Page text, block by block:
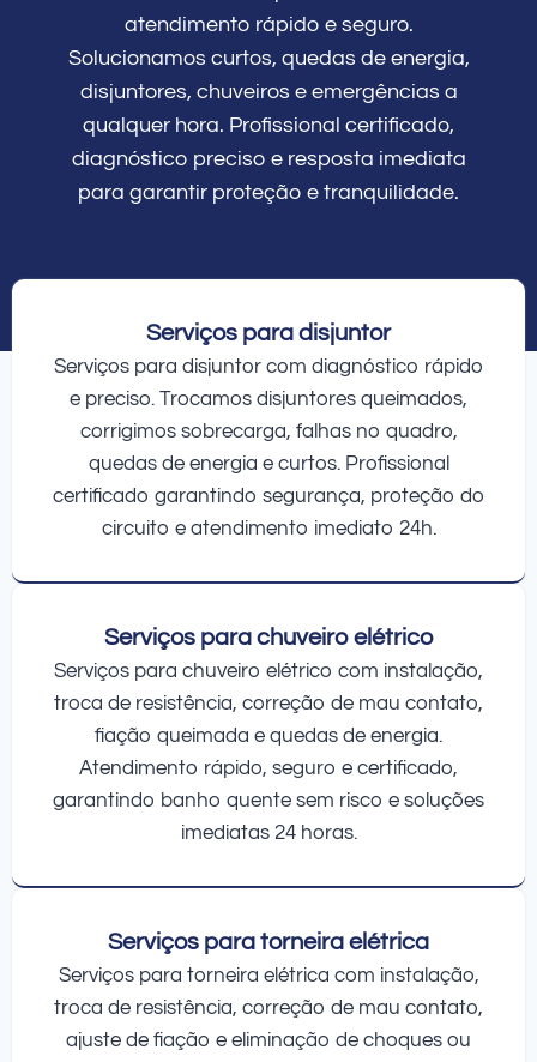
atendimento rápido e seguro.
Solucionamos curtos, quedas de energia,
disjuntores, chuveiros e emergências a
qualquer hora. Profissional certificado,
diagnóstico preciso e resposta imediata
para garantir proteção e tranquilidade.
Serviços para disjuntor
Serviços para disjuntor com diagnóstico rápido
e preciso. Trocamos disjuntores queimados,
corrigimos sobrecarga, falhas no quadro,
quedas de energia e curtos. Profissional
certificado garantindo segurança, proteção do
circuito e atendimento imediato 24h.
Serviços para chuveiro elétrico
Serviços para chuveiro elétrico com instalação,
troca de resistência, correção de mau contato,
fiação queimada e quedas de energia.
Atendimento rápido, seguro e certificado,
garantindo banho quente sem risco e soluções
imediatas 24 horas.
Serviços para torneira elétrica
Serviços para torneira elétrica com instalação,
troca de resistência, correção de mau contato,
ajuste de fiação e eliminação de choques ou